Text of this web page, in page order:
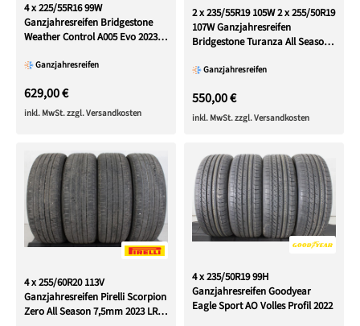
4 x 225/55R16 99W
Ganzjahresreifen Bridgestone
Weather Control A005 Evo 2023
Ganzjahresreifen
629,00 €
inkl. MwSt. zzgl. Versandkosten
2 x 235/55R19 105W 2 x 255/50R19
107W Ganzjahresreifen
Bridgestone Turanza All Season
Ganzjahresreifen
550,00 €
inkl. MwSt. zzgl. Versandkosten
4 x 255/60R20 113V
Ganzjahresreifen Pirelli Scorpion
Zero All Season 7,5mm 2023 LR,
4 x 235/50R19 99H
Ganzjahresreifen Goodyear
Eagle Sport AO Volles Profil 2022